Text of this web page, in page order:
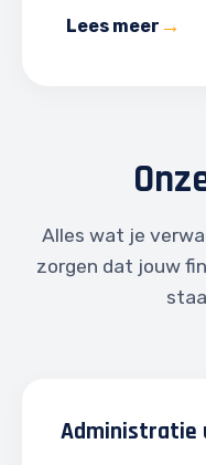
Lees meer
Alles wat je
zorgen dat jouw
Administratie